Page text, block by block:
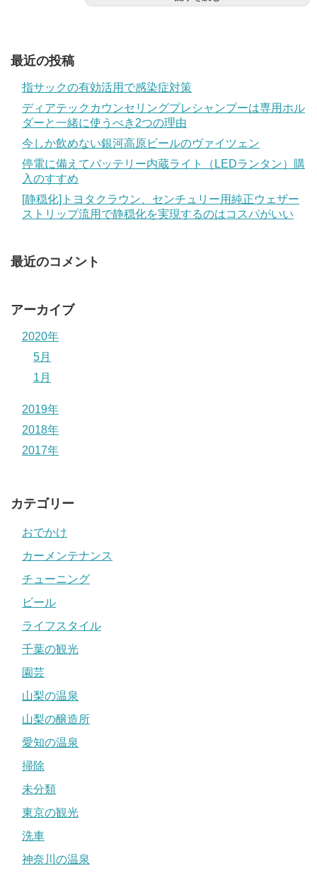
最近の投稿
指サックの有効活用で感染症対策
ディアテックカウンセリングプレシャンプーは専用ホル
ダーと一緒に使うべき2つの理由
今しか飲めない銀河高原ビールのヴァイツェン
停電に備えてバッテリー内蔵ライト（LEDランタン）購
入のすすめ
[静穏化]トヨタクラウン、センチュリー用純正ウェザー
ストリップ流用で静穏化を実現するのはコスパがいい
最近のコメント
アーカイブ
2020年
5月
1月
2019年
2018年
2017年
カテゴリー
おでかけ
カーメンテナンス
チューニング
ビール
ライフスタイル
千葉の観光
園芸
山梨の温泉
山梨の醸造所
愛知の温泉
掃除
未分類
東京の観光
洗車
神奈川の温泉